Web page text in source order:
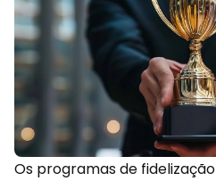
Os programas de fidelização